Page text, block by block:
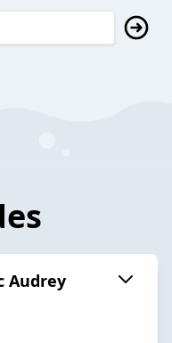
Audrey